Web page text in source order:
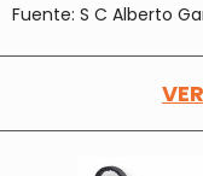
Fuente: S C Alberto